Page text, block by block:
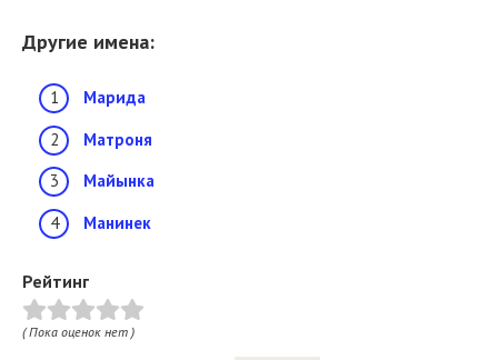
Другие имена:
Марида
Матроня
Майынка
Манинек
Рейтинг
( Пока оценок нет )